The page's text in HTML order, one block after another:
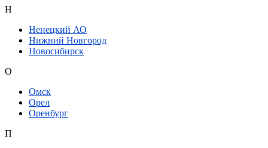
Н
Ненецкий АО
Нижний Новгород
Новосибирск
О
Омск
Орел
Оренбург
П